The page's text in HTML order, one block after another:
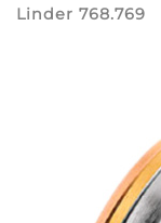
Linder 768.769